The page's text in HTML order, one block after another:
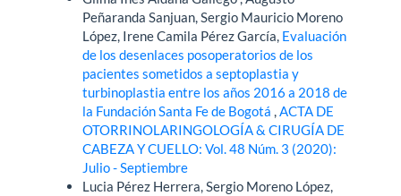
Peñaranda Sanjuan, Sergio Mauricio Moreno
López, Irene Camila Pérez García, Evaluación
de los desenlaces posoperatorios de los
pacientes sometidos a septoplastia y
turbinoplastia entre los años 2016 a 2018 de
la Fundación Santa Fe de Bogotá,ACTA DE
OTORRINOLARINGOLOGÍA & CIRUGÍA DE
CABEZA Y CUELLO: Vol. 48 Núm. 3 (2020):
Julio - Septiembre
Lucia Pérez Herrera, Sergio Moreno López,